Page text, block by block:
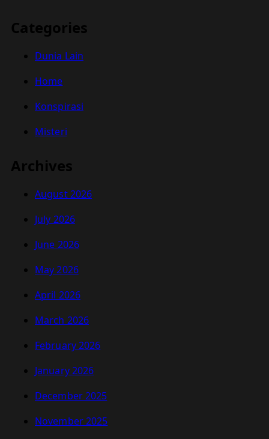
Categories
Dunia Lain
Home
Konspirasi
Misteri
Archives
August 2026
July 2026
June 2026
May 2026
April 2026
March 2026
February 2026
January 2026
December 2025
November 2025